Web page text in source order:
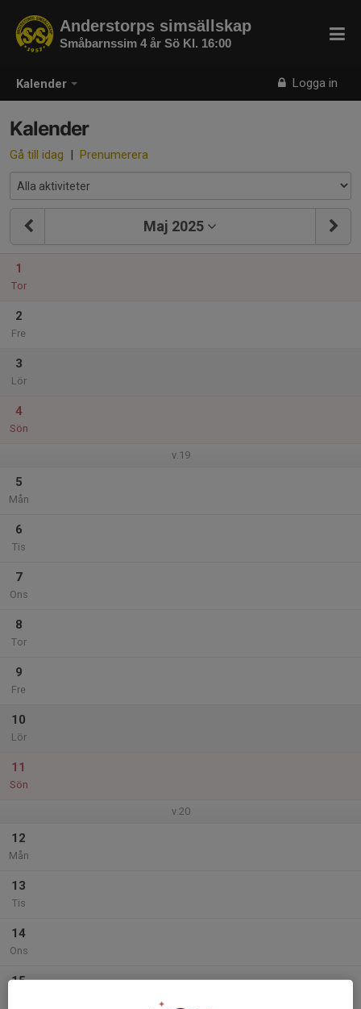
Kalender Logga in
Anderstorps simsällskap
Småbarnssim 4 år Sö Kl. 16:00
Kalender
Gå till idag | Prenumerera
Maj 2025
1
Tor
2
Fre
3
Lör
4
Sön
v.19
5
Mån
6
Tis
7
Ons
8
Tor
9
Fre
10
Lör
11
Sön
v.20
12
Mån
13
Tis
14
Ons
15